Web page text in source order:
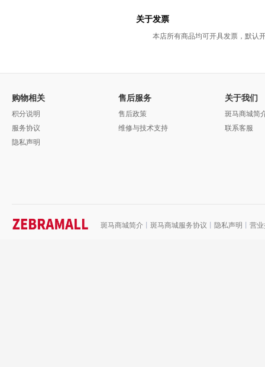
关于发票
本店所有商品均可开具发票，默认
购物相关
积分说明
服务协议
隐私声明
售后服务
售后政策
维修与技术支持
关于我们
斑马商城简
联系客服
斑马商城简介 丨 斑马商城服务协议 丨 隐私声明 丨 营